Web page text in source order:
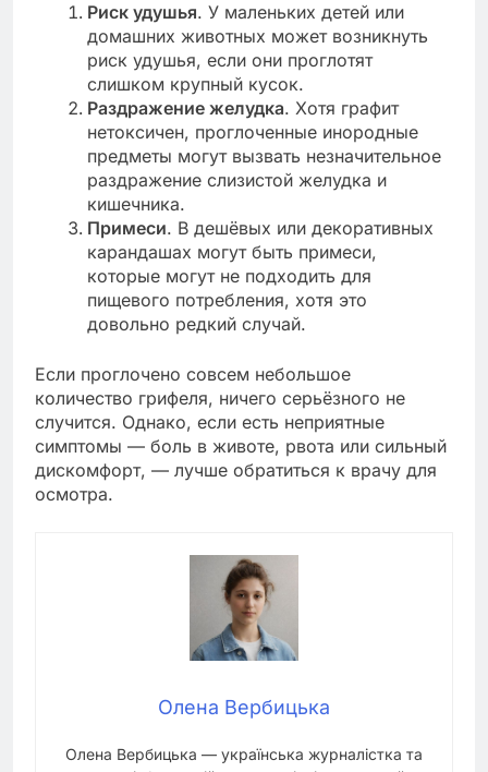
Риск удушья. У маленьких детей или
домашних животных может возникнуть
риск удушья, если они проглотят
слишком крупный кусок.
Раздражение желудка. Хотя графит
нетоксичен, проглоченные инородные
предметы могут вызвать незначительное
раздражение слизистой желудка и
кишечника.
Примеси. В дешёвых или декоративных
карандашах могут быть примеси,
которые могут не подходить для
пищевого потребления, хотя это
довольно редкий случай.
Если проглочено совсем небольшое
количество грифеля, ничего серьёзного не
случится. Однако, если есть неприятные
симптомы — боль в животе, рвота или сильный
дискомфорт, — лучше обратиться к врачу для
осмотра.
Олена Вербицька
Олена Вербицька — українська журналістка та